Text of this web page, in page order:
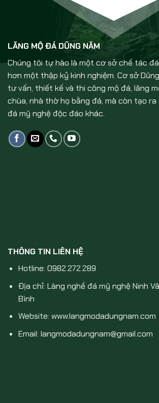
LĂNG MỘ ĐÁ DŨNG NĂM
Chúng tôi tự hào là một cơ sở chế tác
hơn một thập kỷ kinh nghiệm. Cơ sở
tư vấn, thiết kế và thi công mộ đá, lăng
chùa, nhà thờ họ bằng đá, mà còn tạo
đá mỹ nghệ độc đáo khác.
THÔNG TIN LIÊN HỆ
Hotline: 0982.272.289
Địa chỉ: Làng nghề đá mỹ nghệ Ninh
Bình
Website: www.langmodadungnam.com
Email: langmodadungnam@gmail.com